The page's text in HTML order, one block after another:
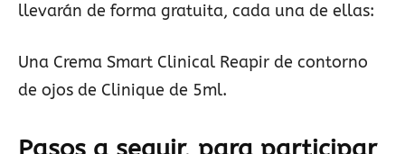
llevarán de forma gratuita, cada una de ellas:
Una Crema Smart Clinical Reapir de contorno
de ojos de Clinique de 5ml.